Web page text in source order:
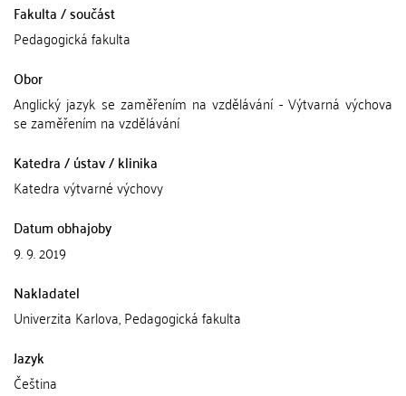
Fakulta / součást
Pedagogická fakulta
Obor
Anglický jazyk se zaměřením na vzdělávání - Výtvarná výchova
se zaměřením na vzdělávání
Katedra / ústav / klinika
Katedra výtvarné výchovy
Datum obhajoby
9. 9. 2019
Nakladatel
Univerzita Karlova, Pedagogická fakulta
Jazyk
Čeština